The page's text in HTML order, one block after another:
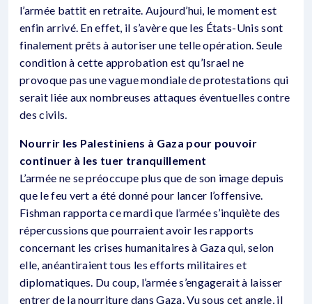
l’armée battit en retraite. Aujourd’hui, le moment est
enfin arrivé. En effet, il s’avère que les États-Unis sont
finalement prêts à autoriser une telle opération. Seule
condition à cette approbation est qu’Israel ne
provoque pas une vague mondiale de protestations qui
serait liée aux nombreuses attaques éventuelles contre
des civils.
Nourrir les Palestiniens à Gaza pour pouvoir
continuer à les tuer tranquillement
L’armée ne se préoccupe plus que de son image depuis
que le feu vert a été donné pour lancer l’offensive.
Fishman rapporta ce mardi que l’armée s’inquiète des
répercussions que pourraient avoir les rapports
concernant les crises humanitaires à Gaza qui, selon
elle, anéantiraient tous les efforts militaires et
diplomatiques. Du coup, l’armée s’engagerait à laisser
entrer de la nourriture dans Gaza. Vu sous cet angle, il